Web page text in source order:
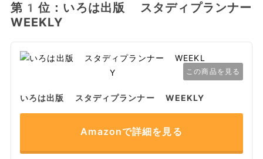
第1位：いろは出版 スタディプランナー
WEEKLY
この商品を見る
いろは出版 スタディプランナー WEEKLY
Amazonで詳細を見る